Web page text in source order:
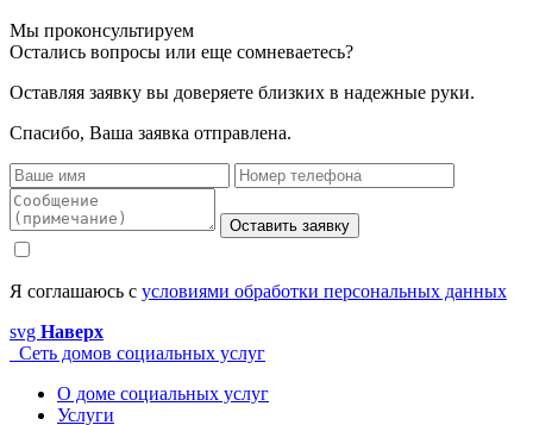
Мы проконсультируем
Остались вопросы или еще сомневаетесь?
Оставляя заявку вы доверяете близких в надежные руки.
Спасибо, Ваша заявка отправлена.
Оставить заявку
Я соглашаюсь с условиями обработки персональных данных
svg Наверх
Сеть домов социальных услуг
О доме социальных услуг
Услуги